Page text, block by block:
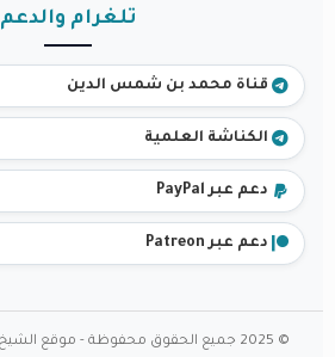
تلغرام والدعم
قناة محمد بن شمس الدين
الكناشة العلمية
دعم عبر PayPal
دعم عبر Patreon
© 2025 جميع الحقوق محفوظة - موقع الشيخ محمد بن شمس الدين